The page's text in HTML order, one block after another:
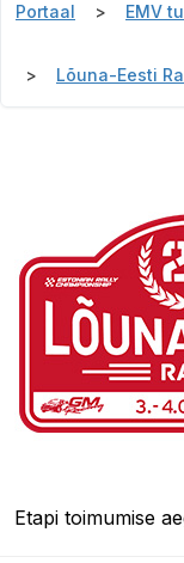
Portaal EMV
Lõuna-Eesti
Etapi toimumise